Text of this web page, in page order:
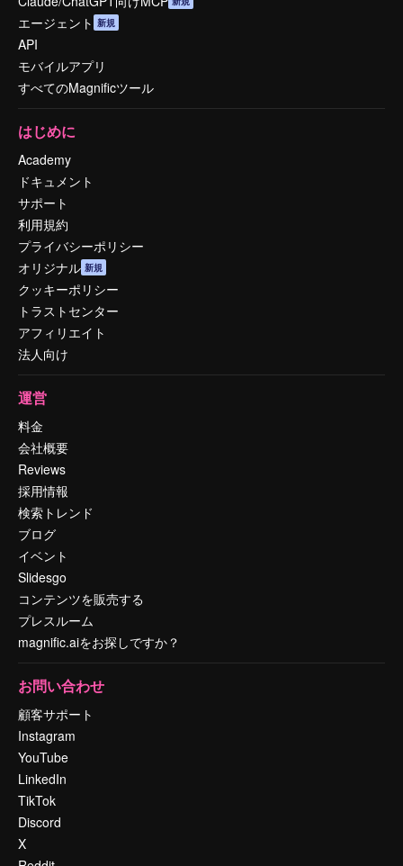
エージェント 新規
API
モバイルアプリ
すべてのMagnificツール
はじめに
Academy
ドキュメント
サポート
利用規約
プライバシーポリシー
オリジナル 新規
クッキーポリシー
トラストセンター
アフィリエイト
法人向け
運営
料金
会社概要
Reviews
採用情報
検索トレンド
ブログ
イベント
Slidesgo
コンテンツを販売する
プレスルーム
magnific.aiをお探しですか？
お問い合わせ
顧客サポート
Instagram
YouTube
LinkedIn
TikTok
Discord
X